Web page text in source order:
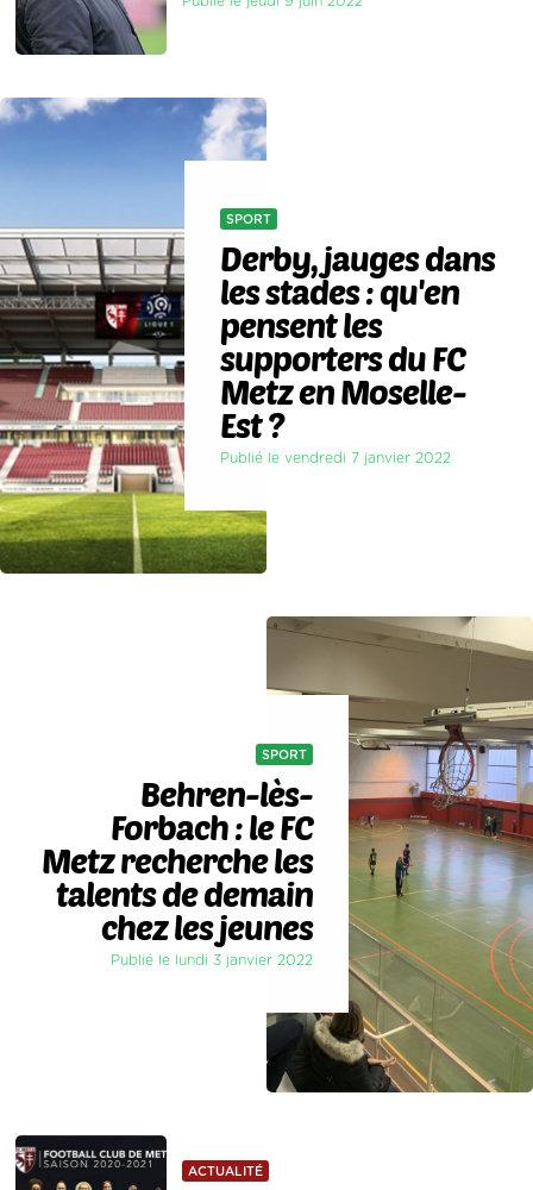
SPORT
Derby, jauges dans
les stades : qu'en
pensent les
supporters du FC
Metz en Moselle-
Est ?
Publié le vendredi 7 janvier 2022
SPORT
Behren-lès-
Forbach : le FC
Metz recherche les
talents de demain
chez les jeunes
Publié le lundi 3 janvier 2022
ACTUALITÉ